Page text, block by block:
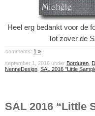
Heel erg bedankt voor de
Tot zover de
comments: 1 »
september 1, 2016 under Borduren
NenneDesign SAL 2016 "Little
SAL 2016 “Little